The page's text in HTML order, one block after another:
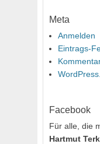
Meta
Anmelden
Eintrags-
Facebook
Für alle, die
Hartmut